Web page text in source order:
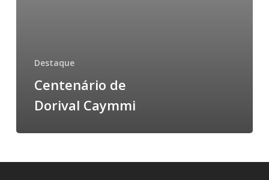
Destaque
Centenário de
Dorival Caymmi